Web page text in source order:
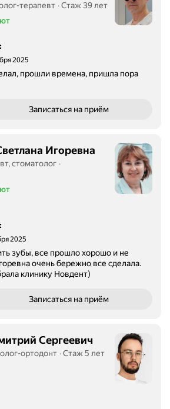
терапевт
Стаж 39 лет
:
2025
прошли времена, пришла пора
Записаться на приём
Игоревна
стоматолог
:
2025
зубы, все прошло хорошо и не
очень бережно все сделала.
клинику Новдент)
Записаться на приём
Сергеевич
ортодонт Стаж 5 лет